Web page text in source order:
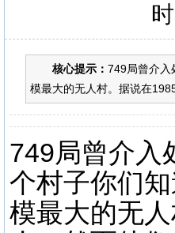
核心提示： 749局曾介入
模最大的无人村。据说在
749局曾介入
个村子你们
模最大的无